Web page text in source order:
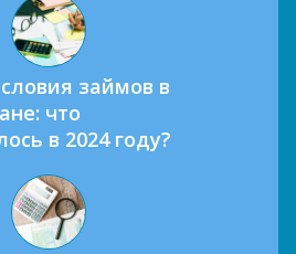
займов в
что
в 2024 году?